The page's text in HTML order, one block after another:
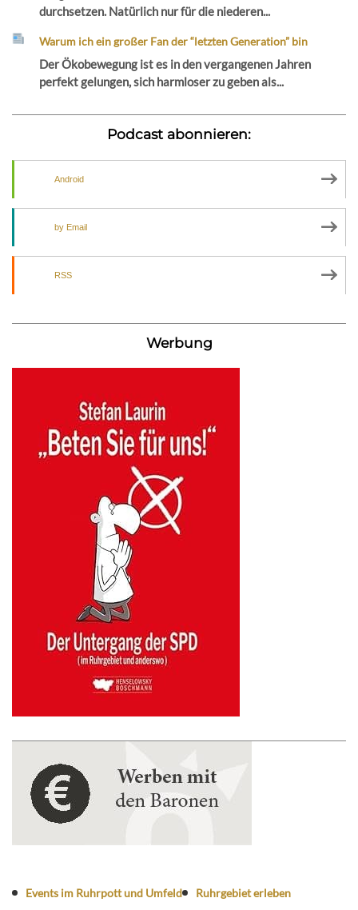
durchsetzen. Natürlich nur für die niederen...
Warum ich ein großer Fan der “letzten Generation” bin
Der Ökobewegung ist es in den vergangenen Jahren
perfekt gelungen, sich harmloser zu geben als...
Podcast abonnieren:
Android
by Email
RSS
Werbung
Events im Ruhrpott und Umfeld Ruhrgebiet erleben